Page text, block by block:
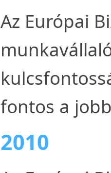
Az Európai
fontos a
2010